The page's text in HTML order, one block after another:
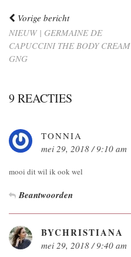
Vorige bericht
NIEUW | GERMAINE DE
CAPUCCINI THE BODY CREAM
GNG
9 REACTIES
TONNIA
mei 29, 2018 / 9:10 am
mooi dit wil ik ook wel
Beantwoorden
BYCHRISTIANA
mei 29, 2018 / 9:40 am